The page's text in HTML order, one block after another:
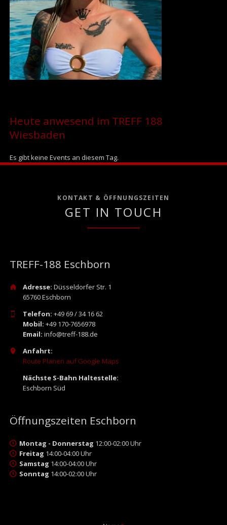
Heute anwesend im TREFF 188
Wiesbaden
Es gibt keine Events an diesem Tag.
KONTAKT & ÖFFNUNGSZEITEN
GET IN TOUCH
TREFF-188 Eschborn
Adresse: Düsseldorfer Str. 1
65760 Eschborn
Telefon: +49 69 / 34 16 62
Mobil: +49 170-7656978
Email: info@treff-188.de
Anfahrt:
Route Planen auf Google Maps
Nächste S-Bahn Haltestelle:
Eschborn Süd
Öffnungszeiten Eschborn
Montag - Donnerstag 12:00-02:00 Uhr
Freitag 14:00-04:00 Uhr
Samstag 14:00-04:00 Uhr
Sonntag 14:00-02:00 Uhr